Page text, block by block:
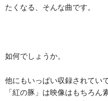
たくなる、そんな曲です。
如何でしょうか。
他にもいっぱい収録されてい
「紅の豚」は映像はもちろん